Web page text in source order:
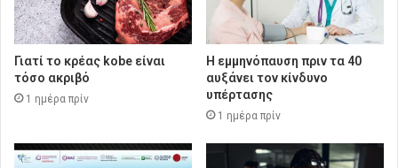
Γιατί το κρέας kobe είναι
τόσο ακριβό
1 ημέρα πρίν
Η εμμηνόπαυση πριν τα 40
αυξάνει τον κίνδυνο
υπέρτασης
1 ημέρα πρίν